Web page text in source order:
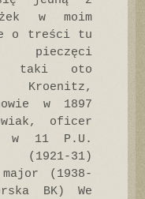
w moim
o treści tu
pieczęci
taki oto
Kroenitz,
w 1897
oficer
w 11 P.U.
31)
(1938-
BK) We